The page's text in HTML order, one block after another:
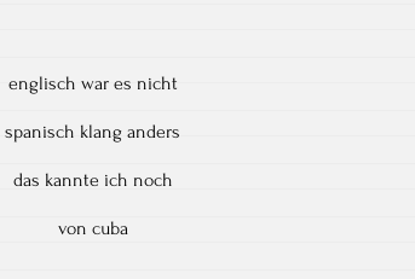
englisch war es nicht
spanisch klang anders
das kannte ich noch
von cuba